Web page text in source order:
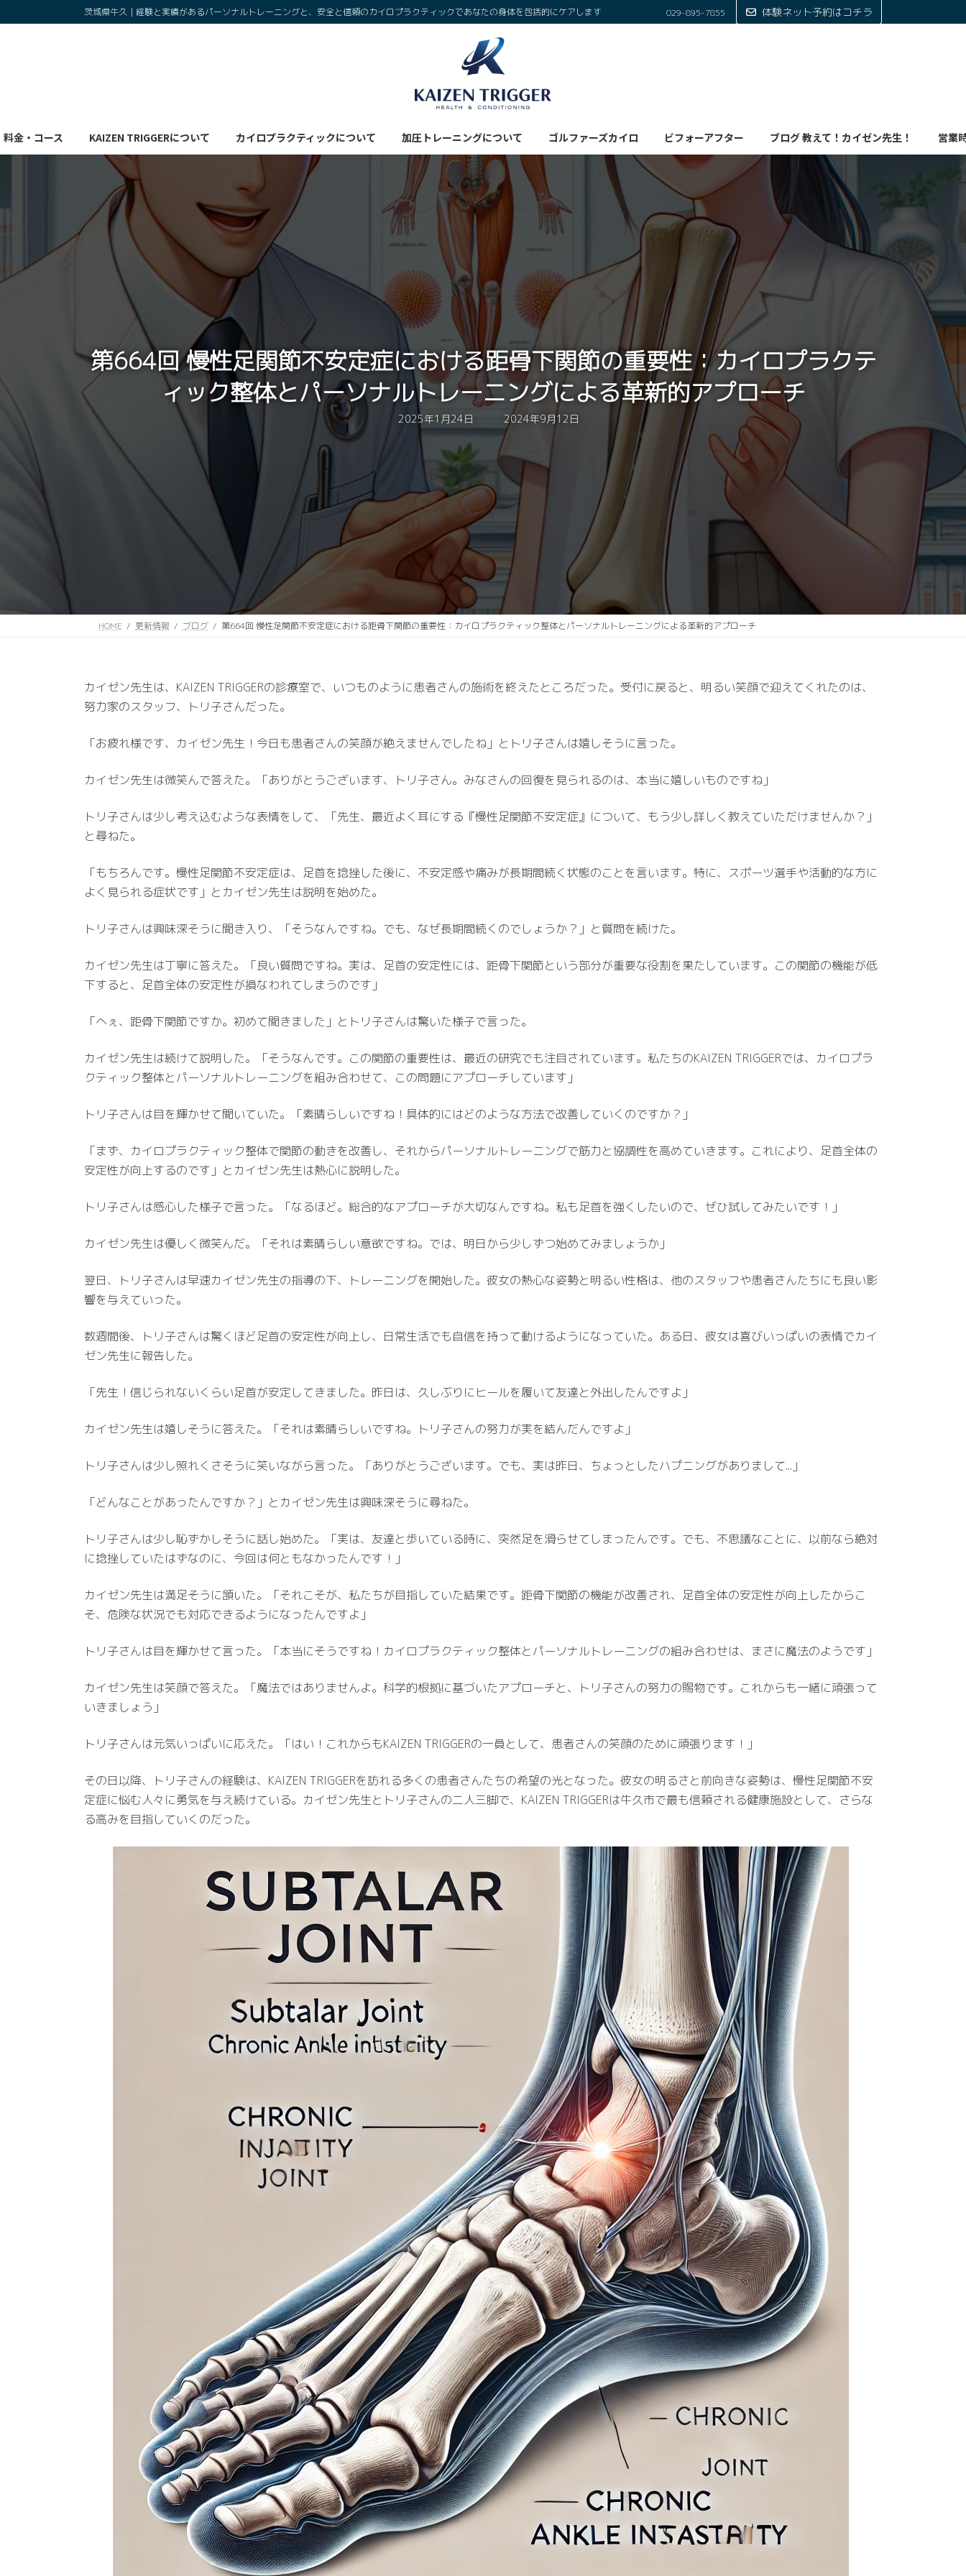
ン
ッ
プ
ビ
移
動
茨城県牛久｜経験と実績があるパーソナルトレーニングと、安全と信頼のカイロプラクティックであなたの身体を包括的にケアします 029-895-7855 体験ネット予約はコチラ
料金・コース KAIZEN TRIGGERについて カイロプラクティックについて 加圧トレーニングについて ゴルファーズカイロ ビフォーアフター ブログ 教えて！カイゼン先生！ 営業
第664回 慢性足関節不安定症における距骨下関節の重要性：カイロプラクテ
ィック整体とパーソナルトレーニングによる革新的アプローチ
2025年1月24日 最
終
更
日
:
2024年9月12日
HOME 更新情報 ブログ 第664回 慢性足関節不安定症における距骨下関節の重要性：カイロプラクティック整体とパーソナルトレーニングによる革新的アプローチ
カイゼン先生は、KAIZEN TRIGGERの診療室で、いつものように患者さんの施術を終えたところだった。受付に戻ると、明るい笑顔で迎えてくれたのは、
努力家のスタッフ、トリ子さんだった。
「お疲れ様です、カイゼン先生！今日も患者さんの笑顔が絶えませんでしたね」とトリ子さんは嬉しそうに言った。
カイゼン先生は微笑んで答えた。「ありがとうございます、トリ子さん。みなさんの回復を見られるのは、本当に嬉しいものですね」
トリ子さんは少し考え込むような表情をして、「先生、最近よく耳にする『慢性足関節不安定症』について、もう少し詳しく教えていただけませんか？」
と尋ねた。
「もちろんです。慢性足関節不安定症は、足首を捻挫した後に、不安定感や痛みが長期間続く状態のことを言います。特に、スポーツ選手や活動的な方に
よく見られる症状です」とカイゼン先生は説明を始めた。
トリ子さんは興味深そうに聞き入り、「そうなんですね。でも、なぜ長期間続くのでしょうか？」と質問を続けた。
カイゼン先生は丁寧に答えた。「良い質問ですね。実は、足首の安定性には、距骨下関節という部分が重要な役割を果たしています。この関節の機能が低
下すると、足首全体の安定性が損なわれてしまうのです」
「へぇ、距骨下関節ですか。初めて聞きました」とトリ子さんは驚いた様子で言った。
カイゼン先生は続けて説明した。「そうなんです。この関節の重要性は、最近の研究でも注目されています。私たちのKAIZEN TRIGGERでは、カイロプラ
クティック整体とパーソナルトレーニングを組み合わせて、この問題にアプローチしています」
トリ子さんは目を輝かせて聞いていた。「素晴らしいですね！具体的にはどのような方法で改善していくのですか？」
「まず、カイロプラクティック整体で関節の動きを改善し、それからパーソナルトレーニングで筋力と協調性を高めていきます。これにより、足首全体の
安定性が向上するのです」とカイゼン先生は熱心に説明した。
トリ子さんは感心した様子で言った。「なるほど。総合的なアプローチが大切なんですね。私も足首を強くしたいので、ぜひ試してみたいです！」
カイゼン先生は優しく微笑んだ。「それは素晴らしい意欲ですね。では、明日から少しずつ始めてみましょうか」
翌日、トリ子さんは早速カイゼン先生の指導の下、トレーニングを開始した。彼女の熱心な姿勢と明るい性格は、他のスタッフや患者さんたちにも良い影
響を与えていった。
数週間後、トリ子さんは驚くほど足首の安定性が向上し、日常生活でも自信を持って動けるようになっていた。ある日、彼女は喜びいっぱいの表情でカイ
ゼン先生に報告した。
「先生！信じられないくらい足首が安定してきました。昨日は、久しぶりにヒールを履いて友達と外出したんですよ」
カイゼン先生は嬉しそうに答えた。「それは素晴らしいですね。トリ子さんの努力が実を結んだんですよ」
トリ子さんは少し照れくさそうに笑いながら言った。「ありがとうございます。でも、実は昨日、ちょっとしたハプニングがありまして...」
「どんなことがあったんですか？」とカイゼン先生は興味深そうに尋ねた。
トリ子さんは少し恥ずかしそうに話し始めた。「実は、友達と歩いている時に、突然足を滑らせてしまったんです。でも、不思議なことに、以前なら絶対
に捻挫していたはずなのに、今回は何ともなかったんです！」
カイゼン先生は満足そうに頷いた。「それこそが、私たちが目指していた結果です。距骨下関節の機能が改善され、足首全体の安定性が向上したからこ
そ、危険な状況でも対応できるようになったんですよ」
トリ子さんは目を輝かせて言った。「本当にそうですね！カイロプラクティック整体とパーソナルトレーニングの組み合わせは、まさに魔法のようです」
カイゼン先生は笑顔で答えた。「魔法ではありませんよ。科学的根拠に基づいたアプローチと、トリ子さんの努力の賜物です。これからも一緒に頑張って
いきましょう」
トリ子さんは元気いっぱいに応えた。「はい！これからもKAIZEN TRIGGERの一員として、患者さんの笑顔のために頑張ります！」
その日以降、トリ子さんの経験は、KAIZEN TRIGGERを訪れる多くの患者さんたちの希望の光となった。彼女の明るさと前向きな姿勢は、慢性足関節不安
定症に悩む人々に勇気を与え続けている。カイゼン先生とトリ子さんの二人三脚で、KAIZEN TRIGGERは牛久市で最も信頼される健康施設として、さらな
る高みを目指していくのだった。